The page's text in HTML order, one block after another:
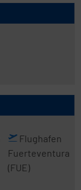
Flughafen
Fuerteventura
(FUE)